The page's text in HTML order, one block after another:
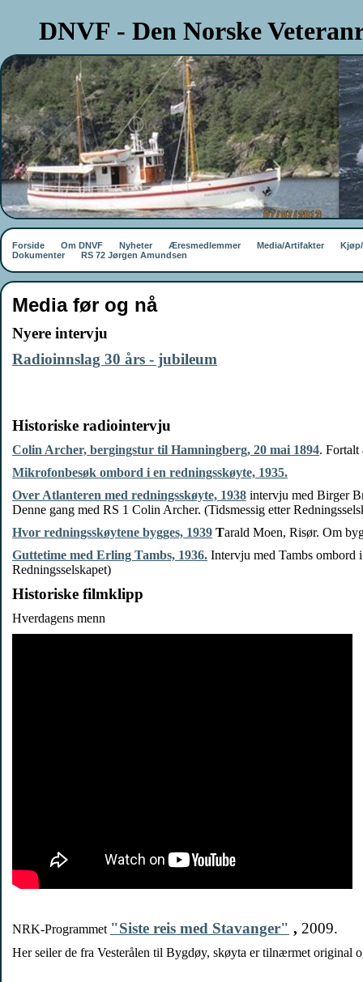
DNVF - Den Norske
Forside Om DNVF Nyheter Æresmedlemmer Media/Artifakter
Dokumenter
RS 72 Jørgen Amundsen
Media før og nå
Nyere intervju
Radioinnslag 30 års - jubileum
Historiske radiointervju
Colin Archer, bergingstur til Hamningberg, 20 mai 1894. Fortalt
Mikrofonbesøk ombord i en redningsskøyte, 1935.
Over Atlanteren med redningsskøyte, 1938 intervju med Birger
Denne gang med RS 1 Colin Archer. (Tidsmessig etter
Hvor redningsskøytene bygges, 1939 Tarald Moen, Risør. Om
Guttetime med Erling Tambs, 1936. Intervju med Tambs ombord
Redningsselskapet)
Historiske filmklipp
Hverdagens menn
NRK-Programmet "Siste reis med Stavanger" , 2009.
Her seiler de fra Vesterålen til Bygdøy, skøyta er tilnærmet original